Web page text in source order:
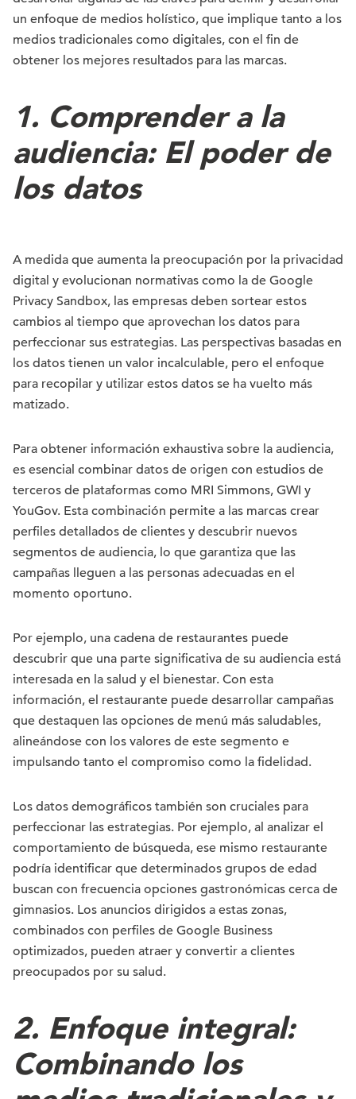
un enfoque de medios holístico, que implique tanto a los
medios tradicionales como digitales, con el fin de
obtener los mejores resultados para las marcas.
1. Comprender a la
audiencia: El poder de
los datos
A medida que aumenta la preocupación por la privacidad
digital y evolucionan normativas como la de Google
Privacy Sandbox, las empresas deben sortear estos
cambios al tiempo que aprovechan los datos para
perfeccionar sus estrategias. Las perspectivas basadas en
los datos tienen un valor incalculable, pero el enfoque
para recopilar y utilizar estos datos se ha vuelto más
matizado.
Para obtener información exhaustiva sobre la audiencia,
es esencial combinar datos de origen con estudios de
terceros de plataformas como MRI Simmons, GWI y
YouGov. Esta combinación permite a las marcas crear
perfiles detallados de clientes y descubrir nuevos
segmentos de audiencia, lo que garantiza que las
campañas lleguen a las personas adecuadas en el
momento oportuno.
Por ejemplo, una cadena de restaurantes puede
descubrir que una parte significativa de su audiencia está
interesada en la salud y el bienestar. Con esta
información, el restaurante puede desarrollar campañas
que destaquen las opciones de menú más saludables,
alineándose con los valores de este segmento e
impulsando tanto el compromiso como la fidelidad.
Los datos demográficos también son cruciales para
perfeccionar las estrategias. Por ejemplo, al analizar el
comportamiento de búsqueda, ese mismo restaurante
podría identificar que determinados grupos de edad
buscan con frecuencia opciones gastronómicas cerca de
gimnasios. Los anuncios dirigidos a estas zonas,
combinados con perfiles de Google Business
optimizados, pueden atraer y convertir a clientes
preocupados por su salud.
2. Enfoque integral:
Combinando los